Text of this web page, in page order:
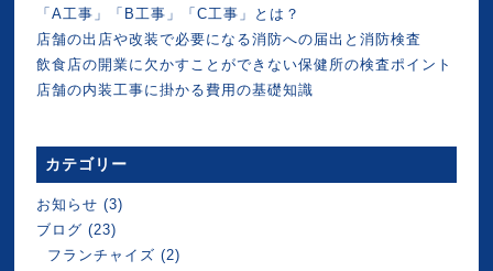
「A工事」「B工事」「C工事」とは？
店舗の出店や改装で必要になる消防への届出と消防検査
飲食店の開業に欠かすことができない保健所の検査ポイント
店舗の内装工事に掛かる費用の基礎知識
カテゴリー
お知らせ (3)
ブログ (23)
フランチャイズ (2)